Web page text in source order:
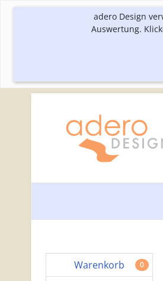
adero Design
Auswertung.
Warenkorb 0